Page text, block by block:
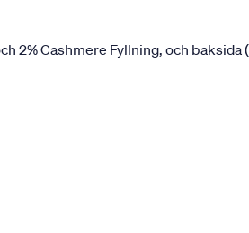
2% Cashmere Fyllning, och baksida